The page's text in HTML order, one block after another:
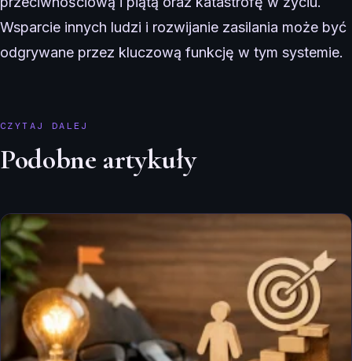
Wsparcie innych ludzi i rozwijanie zasilania może być
odgrywane przez kluczową funkcję w tym systemie.
CZYTAJ DALEJ
Podobne artykuły